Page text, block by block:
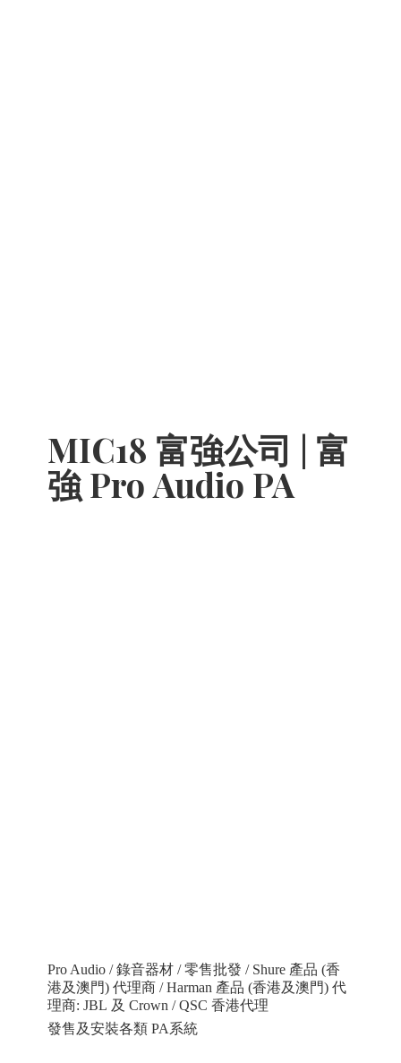
MIC18 富強公司 | 富
強 Pro Audio PA
Pro Audio / 錄音器材 / 零售批發 / Shure 產品 (香
港及澳門) 代理商 / Harman 產品 (香港及澳門) 代
理商: JBL 及 Crown / QSC 香港代理
發售及安裝各類 PA系統